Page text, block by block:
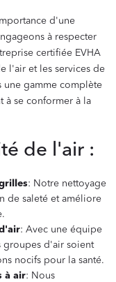
d'une
à respecter
certifiée EVHA
l'air et les services de
une gamme complète
à se conformer à la
de l'air :
: Notre nettoyage
de saleté et améliore
: Avec une équipe
groupes d'air soient
nocifs pour la santé.
à air: Nous